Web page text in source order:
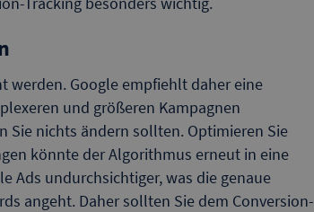
werden. Google empfiehlt daher eine
und größeren Kampagnen
Sie nichts ändern sollten. Optimieren Sie
könnte der Algorithmus erneut in eine
Ads undurchsichtiger, was die genaue
angeht. Daher sollten Sie dem Conversion-